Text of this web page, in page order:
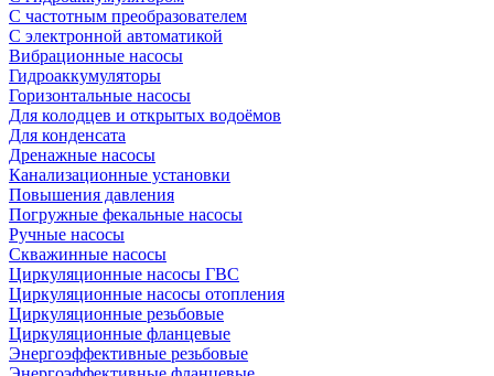
С частотным преобразователем
С электронной автоматикой
Вибрационные насосы
Гидроаккумуляторы
Горизонтальные насосы
Для колодцев и открытых водоёмов
Для конденсата
Дренажные насосы
Канализационные установки
Повышения давления
Погружные фекальные насосы
Ручные насосы
Скважинные насосы
Циркуляционные насосы ГВС
Циркуляционные насосы отопления
Циркуляционные резьбовые
Циркуляционные фланцевые
Энергоэффективные резьбовые